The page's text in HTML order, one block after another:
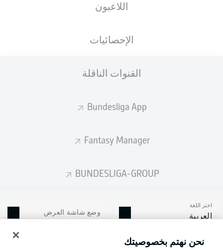
اللاعبون
الإحصائيات
القنوات الناقلة
Bundesliga App
Fantasy Manager
BUNDESLIGA-GROUP
اختر اللغة
العربية وضع شاشة العرض
نحن نهتم بخصوصيتك